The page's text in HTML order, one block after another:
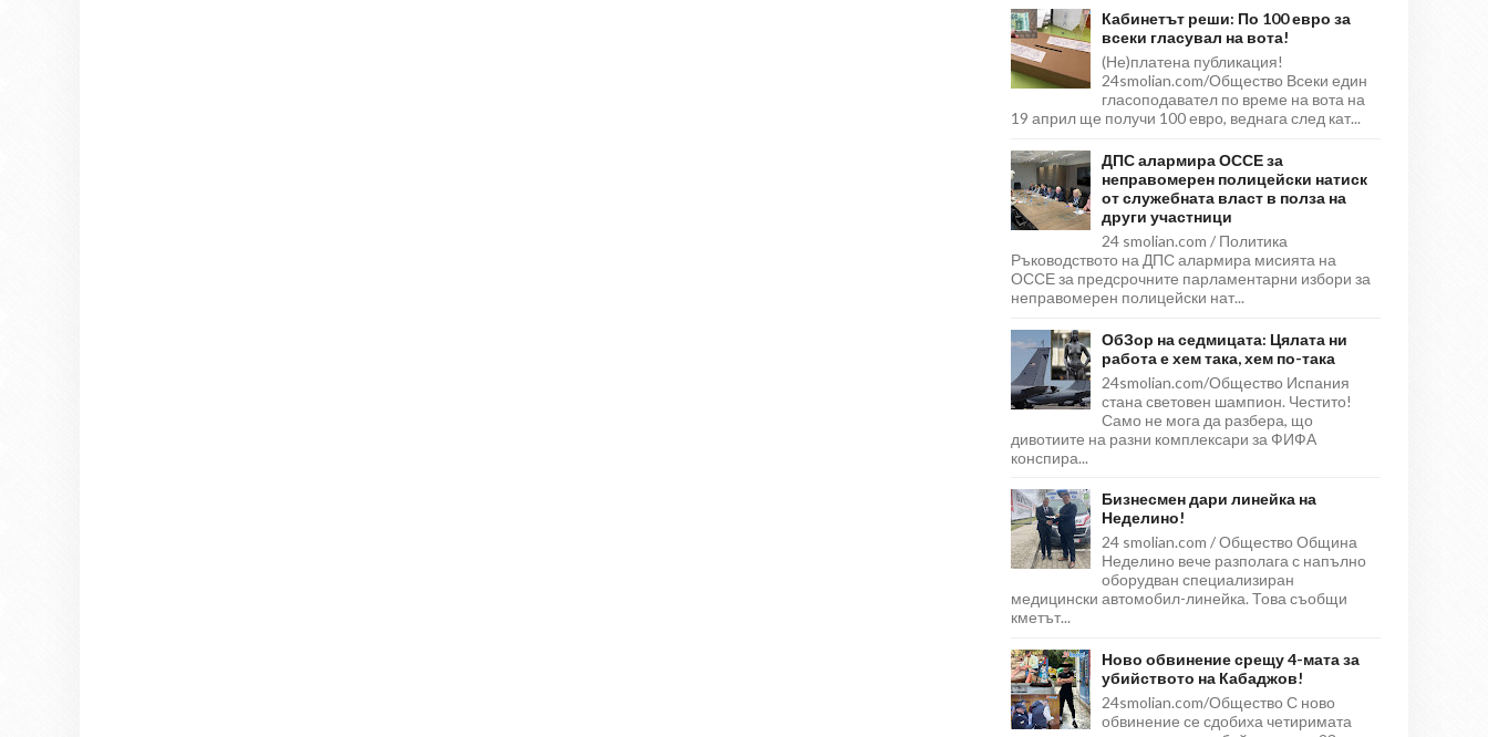
Кабинетът реши: По 100 евро за
всеки гласувал на вота!
(Не)платена публикация!
24smolian.com/Общество Всеки един
гласоподавател по време на вота на
19 април ще получи 100 евро, веднага след кат...
ДПС алармира ОССЕ за
неправомерен полицейски натиск
от служебната власт в полза на
други участници
24 smolian.com / Политика
Ръководството на ДПС алармира мисията на
ОССЕ за предсрочните парламентарни избори за
неправомерен полицейски нат...
ОбЗор на седмицата: Цялата ни
работа е хем така, хем по-така
24smolian.com/Общество Испания
стана световен шампион. Честито!
Само не мога да разбера, що
дивотиите на разни комплексари за ФИФА
конспира...
Бизнесмен дари линейка на
Неделино!
24 smolian.com / Общество Община
Неделино вече разполага с напълно
оборудван специализиран
медицински автомобил-линейка. Това съобщи
кметът...
Ново обвинение срещу 4-мата за
убийството на Кабаджов!
24smolian.com/Общество С ново
обвинение се сдобиха четиримата